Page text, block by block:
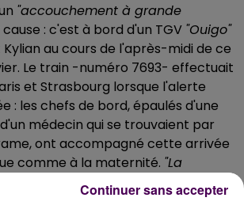
"accouchement à grande
cause : c'est à bord d'un TGV "Ouigo"
au cours de l'après-midi de ce
Le train -numéro 7693- effectuait
et Strasbourg lorsque l'alerte
: les chefs de bord, épaulés d'une
médecin qui se trouvaient par
ont accompagné cette arrivée
comme à la maternité. "La
ont été pris en charge par les
Meuse TGV"précise la
Continuer sans accepter